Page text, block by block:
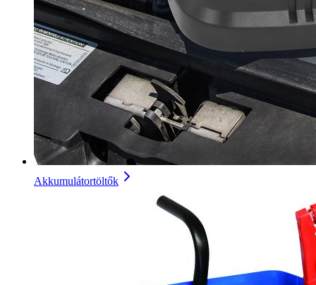
Akkumulátortöltők